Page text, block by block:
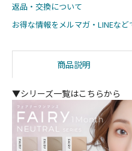
返品・交換について
お得な情報をメルマガ・LINEな
商品説明
▼シリーズ一覧はこちらから